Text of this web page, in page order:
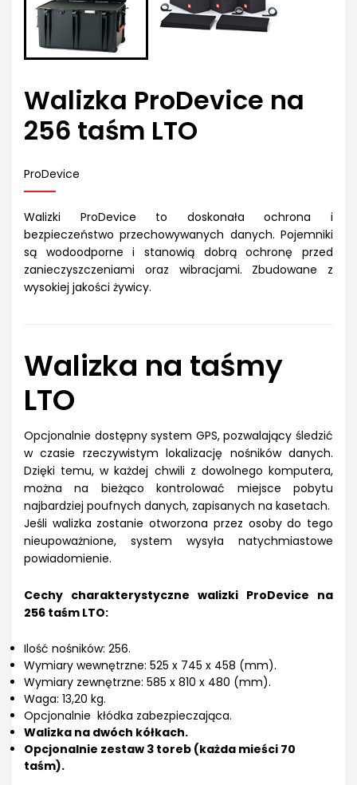
Walizka ProDevice na
256 taśm LTO
ProDevice
Walizki ProDevice to doskonała ochrona i
bezpieczeństwo przechowywanych danych. Pojemniki
są wodoodporne i stanowią dobrą ochronę przed
zanieczyszczeniami oraz wibracjami. Zbudowane z
wysokiej jakości żywicy.
Walizka na taśmy
LTO
Opcjonalnie dostępny system GPS, pozwalający śledzić
w czasie rzeczywistym lokalizację nośników danych.
Dzięki temu, w każdej chwili z dowolnego komputera,
można na bieżąco kontrolować miejsce pobytu
najbardziej poufnych danych, zapisanych na kasetach.
Jeśli walizka zostanie otworzona przez osoby do tego
nieupoważnione, system wysyła natychmiastowe
powiadomienie.
Cechy charakterystyczne walizki ProDevice na
256 taśm LTO:
Ilość nośników: 256.
Wymiary wewnętrzne: 525 x 745 x 458 (mm).
Wymiary zewnętrzne: 585 x 810 x 480 (mm).
Waga: 13,20 kg.
Opcjonalnie kłódka zabezpieczająca.
Walizka na dwóch kółkach.
Opcjonalnie zestaw 3 toreb (każda mieści 70
taśm).